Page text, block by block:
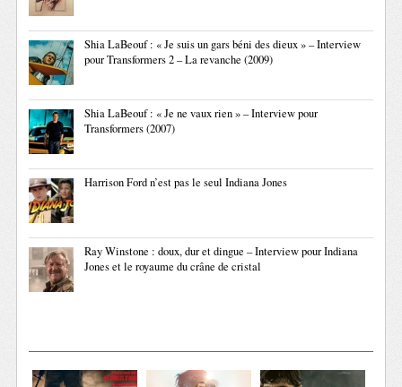
Shia LaBeouf : « Je suis un gars béni des dieux » – Interview
pour Transformers 2 – La revanche (2009)
Shia LaBeouf : « Je ne vaux rien » – Interview pour
Transformers (2007)
Harrison Ford n’est pas le seul Indiana Jones
Ray Winstone : doux, dur et dingue – Interview pour Indiana
Jones et le royaume du crâne de cristal